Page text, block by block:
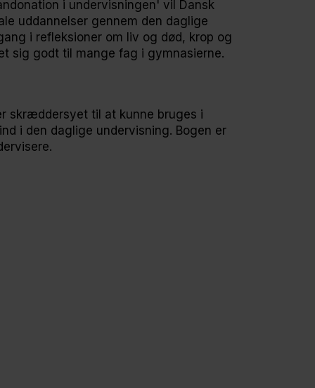
i undervisningen' vil Dansk
uddannelser gennem den daglige
i refleksioner om liv og død, krop og
sig godt til mange fag i gymnasierne.
skræddersyet til at kunne bruges i
i den daglige undervisning. Bogen er